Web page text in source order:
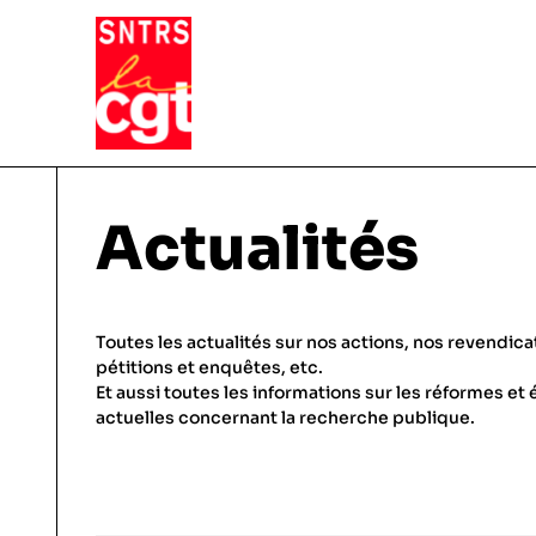
VIE DU SYNDICAT
Pourquoi et comment Adhérer
Notre fonctionnement
THÉMATIQUES
Conditions de travail
Actualités
Toutes les actualités sur nos actions, nos
pétitions et enquêtes, etc.
Et aussi toutes les informations sur les réformes et
actuelles concernant la recherche publique.